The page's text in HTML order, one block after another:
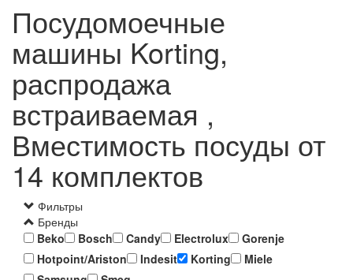
Посудомоечные
машины Korting,
распродажа
встраиваемая ,
Вместимость посуды от
14 комплектов
Фильтры
Бренды
Beko
Bosch Candy Electrolux
Gorenje
Hotpoint/Ariston
Indesit Korting
Miele